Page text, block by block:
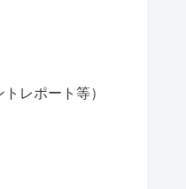
レポート等）